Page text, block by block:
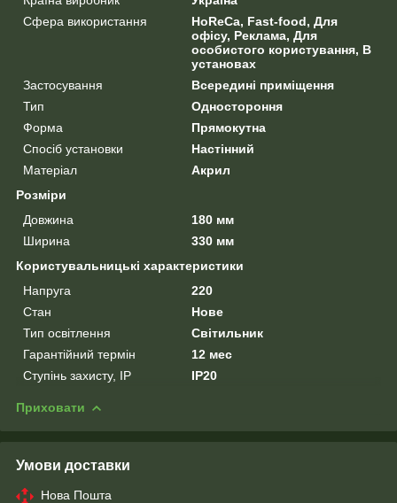
Сфера використання
HoReCa, Fast-food, Для
офісу, Реклама, Для
особистого користування, В
установах
Застосування
Всередині приміщення
Тип
Одностороння
Форма
Прямокутна
Спосіб установки
Настінний
Матеріал
Акрил
Розміри
Довжина
180 мм
Ширина
330 мм
Користувальницькі характеристики
Напруга
220
Стан
Нове
Тип освітлення
Світильник
Гарантійний термін
12 мес
Ступінь захисту, IP
IP20
Приховати
Умови доставки
Нова Пошта